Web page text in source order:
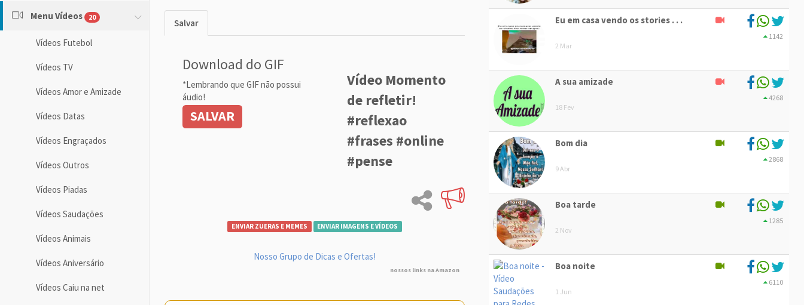
Menu Vídeos 20
Vídeos Futebol
Vídeos TV
Vídeos Amor e Amizade
Vídeos Datas
Vídeos Engraçados
Vídeos Outros
Vídeos Piadas
Vídeos Saudações
Vídeos Animais
Vídeos Aniversário
Vídeos Caiu na net
Salvar
Download do GIF
*Lembrando que GIF não possui
áudio!
SALVAR
Vídeo Momento
de refletir!
#reflexao
#frases #online
#pense
ENVIAR ZUERAS E MEMES ENVIAR IMAGENS E VÍDEOS
Nosso Grupo de Dicas e Ofertas!
nossos links na Amazon
Eu em casa vendo os stories . . .
2 Mar
1142
A sua amizade
18 Fev
4268
Bom dia
9 Abr
2868
Boa tarde
2 Nov
1285
Boa noite
1 Jun
6110